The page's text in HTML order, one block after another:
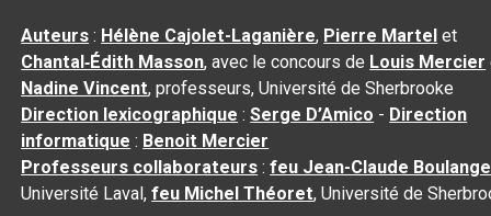
Auteurs : Hélène Cajolet-Laganière, Pierre Martel et
Chantal‑Édith Masson, avec le concours de Louis Mercier
Nadine Vincent, professeurs, Université de Sherbrooke
Direction lexicographique :Serge D’Amico - Direction
informatique : Benoit Mercier
Professeurs collaborateurs :feu Jean-Claude
Université Laval,feu Michel Théoret, Université de